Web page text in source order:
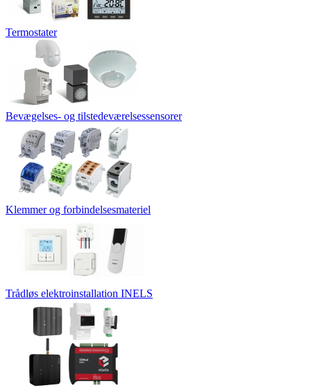
Termostater
Bevægelses- og tilstedeværelsessensorer
Klemmer og forbindelsesmateriel
Trådløs elektroinstallation INELS